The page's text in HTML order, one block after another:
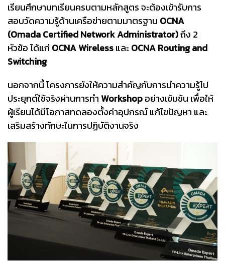
เรียนศึกษาบทเรียนครบตามหลักสูตร จะต้องเข้ารับการ
สอบวัดความรู้ด้านเครือข่ายตามมาตรฐาน OCNA
(Omada Certified Network Administrator)ถึง 2
หัวข้อ ได้แก่ OCNA WirelessและOCNA Routing and
Switching
นอกจากนี้ โครงการยังให้ความสำคัญกับการนำความรู้ไป
ประยุกต์ใช้จริงผ่านการทำ Workshopอย่างเข้มข้น เพื่อให้
ผู้เรียนได้มีโอกาสทดลองตั้งค่าอุปกรณ์ แก้ไขปัญหา และ
เสริมสร้างทักษะในการปฏิบัติงานจริง